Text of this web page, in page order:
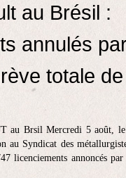
au Brésil :
annulés
totale
au Brsil Mercredi 5 août,
au Syndicat des
licenciements annoncés